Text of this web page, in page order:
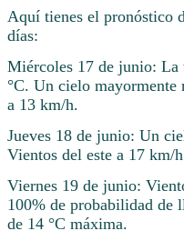
Aquí tienes el pronóstico
días:
Miércoles 17 de junio: La
°C. Un cielo mayormente
a 13 km/h.
Jueves 18 de junio: Un
Vientos del este a 17 km/
Viernes 19 de junio:
100% de probabilidad de
de 14 °C máxima.